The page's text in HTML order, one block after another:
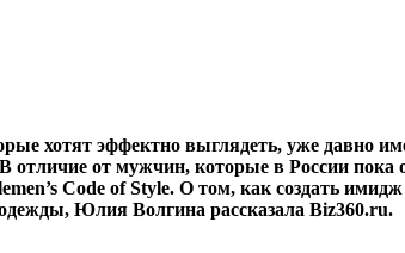
хотят эффектно выглядеть, уже давно
отличие от мужчин, которые в России
Code of Style. О том, как создать
Юлия Волгина рассказала Biz360.ru.